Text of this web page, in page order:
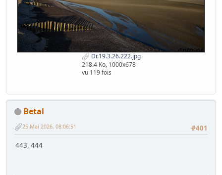
Dr.19.3.26.222.jpg
218.4 Ko, 1000x678
vu 119 fois
Betal
#401
25 Mai 2026, 08:06:51
443, 444